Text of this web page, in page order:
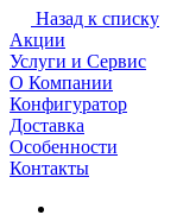
Назад к списку
Акции
Услуги и Сервис
О Компании
Конфигуратор
Доставка
Особенности
Контакты